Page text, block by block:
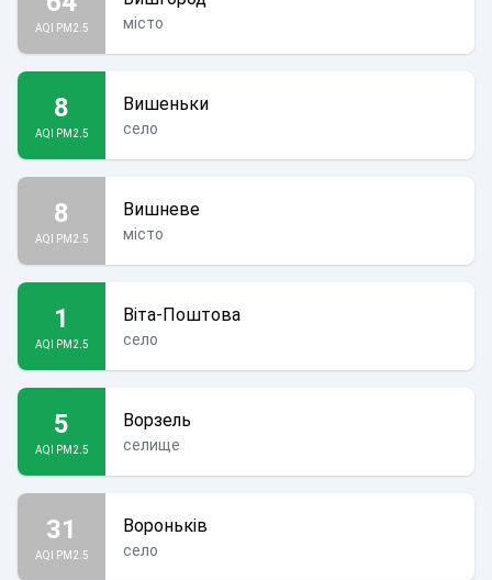
AQI PM2.5 місто
8
AQI PM2.5
Вишеньки
село
8
AQI PM2.5
Вишневе
місто
1
AQI PM2.5
Віта-Поштова
село
5
AQI PM2.5
Ворзель
селище
31
AQI PM2.5
Вороньків
село